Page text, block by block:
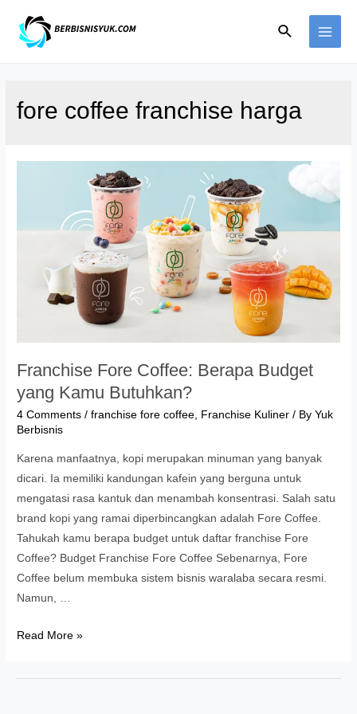
content
Search
fore coffee franchise harga
Franchise Fore Coffee: Berapa Budget
yang Kamu Butuhkan?
4 Comments /franchise fore coffee, Franchise Kuliner / ByYuk
Berbisnis
Karena manfaatnya, kopi merupakan minuman yang banyak
dicari. Ia memiliki kandungan kafein yang berguna untuk
mengatasi rasa kantuk dan menambah konsentrasi. Salah satu
brand kopi yang ramai diperbincangkan adalah Fore Coffee.
Tahukah kamu berapa budget untuk daftar franchise Fore
Coffee? Budget Franchise Fore Coffee Sebenarnya, Fore
Coffee belum membuka sistem bisnis waralaba secara resmi.
Namun, …
Franchise
Read More »